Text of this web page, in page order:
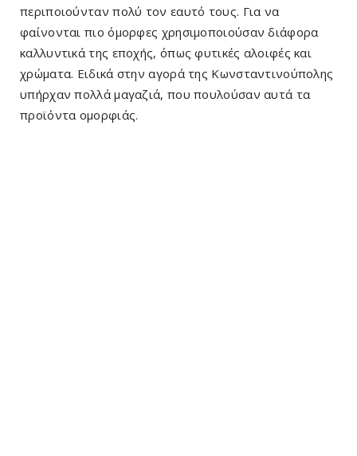
περιποιούνταν πολύ τον εαυτό τους. Για να
φαίνονται πιο όμορφες χρησιμοποιούσαν διάφορα
καλλυντικά της εποχής, όπως φυτικές αλοιφές και
χρώματα. Ειδικά στην αγορά της Κωνσταντινούπολης
υπήρχαν πολλά μαγαζιά, που πουλούσαν αυτά τα
προϊόντα ομορφιάς.